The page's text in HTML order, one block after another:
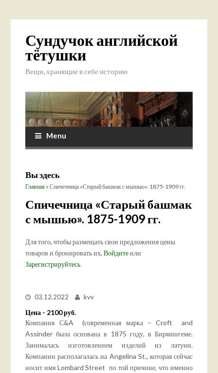
Сундучок английской
тётушки
Вещи, хранящие в себе историю
Menu
Вы здесь
Главная » Спичечница «Старый башмак с мышью». 1875-1909 гг.
Спичечница «Старый башмак
с мышью». 1875-1909 гг.
Для того, чтобы размещать свои предложения цены
товаров и бронировать их,Войдитеили
Зарегистрируйтесь
03.12.2022 kvv
Цена - 2100 руб.
Компания С&A (современная марка – Croft and
Assinder была основана в 1875 году, в Бирмингеме.
Занималась изготовлением изделий из латуни.
Компании располагалась на Angelina St., которая сейчас
носит имя Lombard Street по той причине, что именно